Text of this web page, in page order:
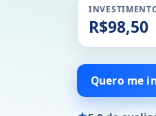
R$98,50
Quero me